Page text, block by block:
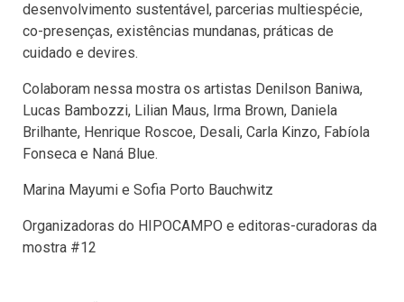
desenvolvimento sustentável, parcerias multiespécie,
co-presenças, existências mundanas, práticas de
cuidado e devires.
Colaboram nessa mostra os artistas Denilson Baniwa,
Lucas Bambozzi, Lilian Maus, Irma Brown, Daniela
Brilhante, Henrique Roscoe, Desali, Carla Kinzo, Fabíola
Fonseca e Naná Blue.
Marina Mayumi e Sofia Porto Bauchwitz
Organizadoras do HIPOCAMPO e editoras-curadoras da
mostra #12